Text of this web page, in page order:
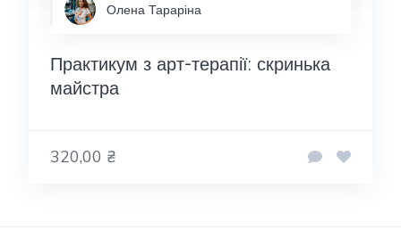
Олена Тараріна
Практикум з арт-терапії: скринька
майстра
320,00 ₴